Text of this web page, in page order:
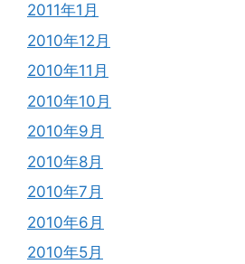
2011年1月
2010年12月
2010年11月
2010年10月
2010年9月
2010年8月
2010年7月
2010年6月
2010年5月